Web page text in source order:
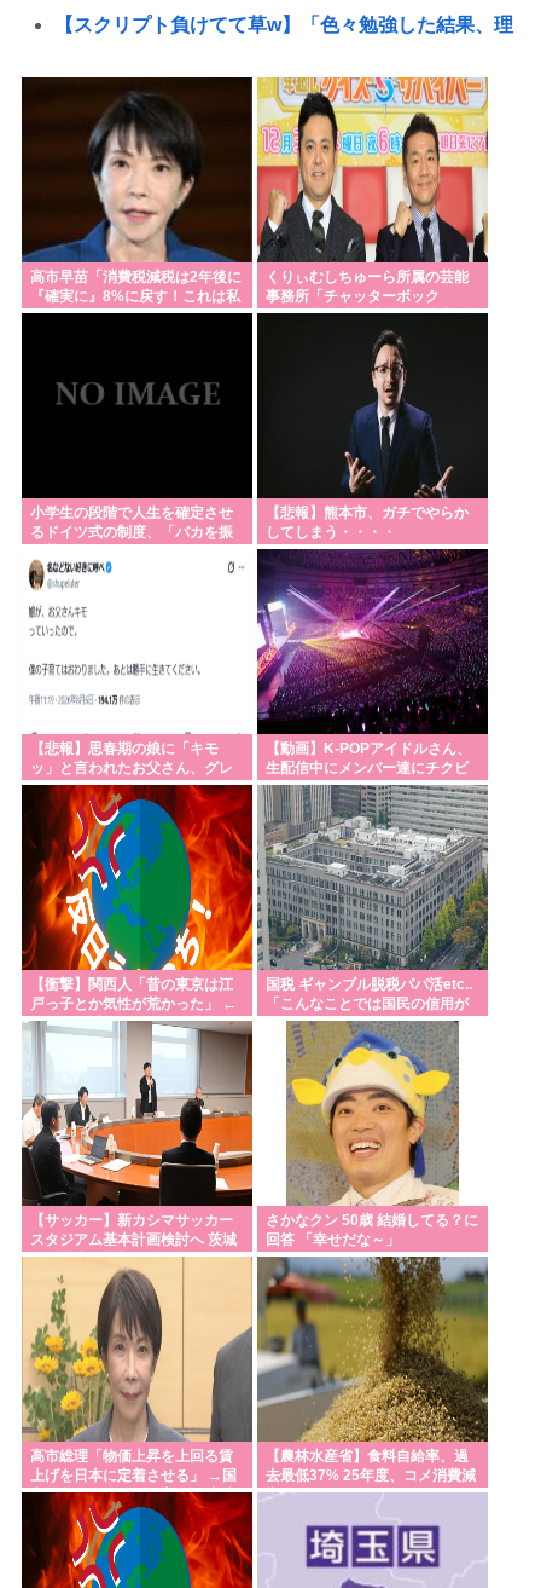
【スクリプト負けてて草w】「色々勉強した結果、理
て、もっと具体的に話そうか
日本の輸出額、韓国・台湾に抜かれる。アカンゴミ
国すぎて涙出てきた…
埼玉県知事選挙、戸田市議の河合悠祐さんが出馬へ
立候補の表明は1人目:東京新聞
【高市朗報】日本の自殺者数、無茶苦茶減って史上
初の2万人割れ。無茶苦茶生きやすい国になってる件
「核兵器をなくすキーワードは『人間らしさ』」 ピ
ースボート畠山澄子さんが語った、核のある世界を
【熊本地震】避難者の食生活、改善急務=調理できず
「パン飽き飽き」-断水なお3万戸超
【サッカー】スペイン代表MFロドリ、レアル入り目
前から一転、バルサ加入へ 現地メディア伝える 4年
契約で年俸55億円準備
Powered by livedoor 相互RSS
高市早苗「消費税減税は2年後に
『確実に』8%に戻す！これは私
の『覚悟』だ！最後まで責任を
くりぃむしちゅーら所属の芸能
事務所「チャッターボック
ス」、熊本地震被災地に災害義
小学生の段階で人生を確定させ
るドイツ式の制度、「バカを振
れていた結果……
【悲報】熊本市、ガチでやらか
してしまう・・・・
【悲報】思春期の娘に「キモ
ッ」と言われたお父さん、グレ
る
【動画】K-POPアイドルさん、
生配信中にメンバー達にチクビ
を弄られてしまう
【衝撃】関西人「昔の東京は江
戸っ子とか気性が荒かった」 ←
関西人が近年ここまで凶暴化し
た理由WWW
国税 ギャンブル脱税パパ活etc..
「こんなことでは国民の信用が
なくなってしまう」
【サッカー】新カシマサッカー
スタジアム基本計画検討へ 茨城
県有識者会議初会合 公設民営で
整備方針
さかなクン 50歳 結婚してる？に
回答 「幸せだな～」
高市総理「物価上昇を上回る賃
上げを日本に定着させる」 →国
家公務員月給3.51%増へ 人事院
の勧告を受け
【農林水産省】食料自給率、過
去最低37% 25年度、コメ消費減
響く